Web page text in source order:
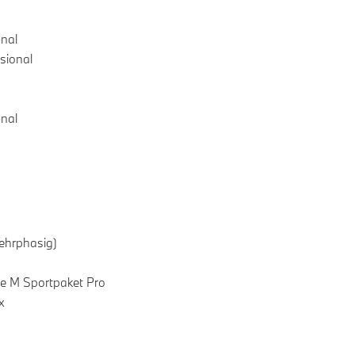
M Sportpaket Pro